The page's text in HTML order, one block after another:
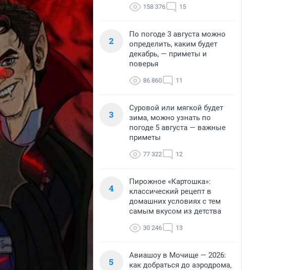
158 376 15
2
По погоде 3 августа можно
определить, каким будет
декабрь, — приметы и
поверья
86 860 11
3
Суровой или мягкой будет
зима, можно узнать по
погоде 5 августа — важные
приметы
77 322 12
4
Пирожное «Картошка»:
классический рецепт в
домашних условиях с тем
самым вкусом из детства
30 246 13
5
Авиашоу в Мочище — 2026:
как добраться до аэродрома,